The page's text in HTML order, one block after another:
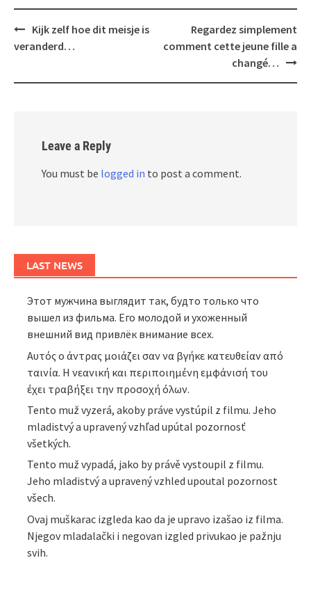
Post
navigation
Kijk zelf hoe dit meisje is
veranderd…
Regardez simplement
comment cette jeune fille a
changé…
Leave a Reply
You must be logged in to post a comment.
LAST NEWS
Этот мужчина выглядит так, будто только что
вышел из фильма. Его молодой и ухоженный
внешний вид привлёк внимание всех.
Αυτός ο άντρας μοιάζει σαν να βγήκε κατευθείαν από
ταινία. Η νεανική και περιποιημένη εμφάνισή του
έχει τραβήξει την προσοχή όλων.
Tento muž vyzerá, akoby práve vystúpil z filmu. Jeho
mladistvý a upravený vzhľad upútal pozornosť
všetkých.
Tento muž vypadá, jako by právě vystoupil z filmu.
Jeho mladistvý a upravený vzhled upoutal pozornost
všech.
Ovaj muškarac izgleda kao da je upravo izašao iz filma.
Njegov mladalački i negovan izgled privukao je pažnju
svih.